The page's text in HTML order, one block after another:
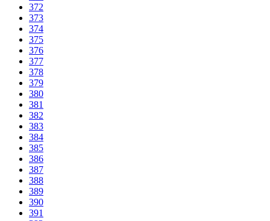
372
373
374
375
376
377
378
379
380
381
382
383
384
385
386
387
388
389
390
391